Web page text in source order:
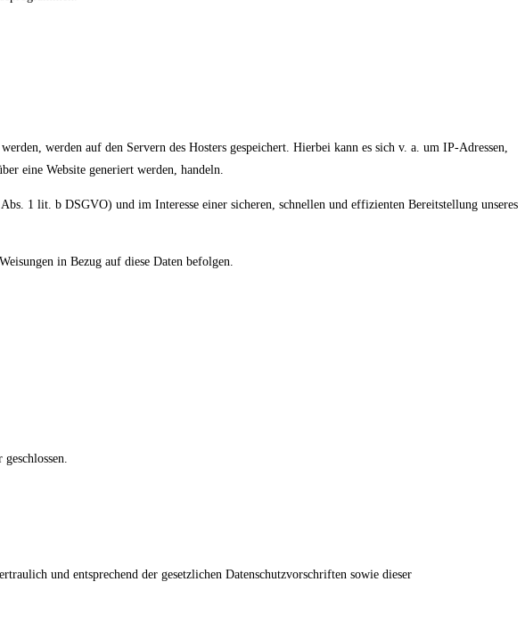
werden auf den Servern des Hosters gespeichert. Hierbei kann es sich v. a. um IP-Adressen,
eine Website generiert werden, handeln.
1 lit. b DSGVO) und im Interesse einer sicheren, schnellen und effizienten Bereitstellung unseres
in Bezug auf diese Daten befolgen.
und entsprechend der gesetzlichen Datenschutzvorschriften sowie dieser